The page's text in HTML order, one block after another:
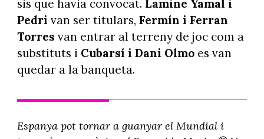
sis que havia convocat. Lamine Yamal i
Pedri van ser titulars, Fermín i Ferran
Torres van entrar al terreny de joc com a
substituts i Cubarsí i Dani Olmoes van
quedar a la banqueta.
Espanya pot tornar a guanyar el Mundial i